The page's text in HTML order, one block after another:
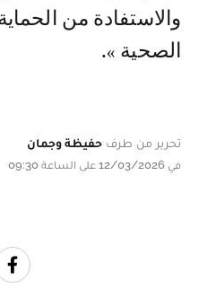
والاستفادة من
الصحية ».
تحرير من طرف حفيظة وجمان
في 12/03/2026 على الساعة 09:30